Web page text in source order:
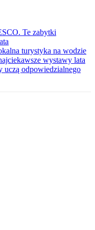
Te zabytki
turystyka na wodzie
wystawy lata
uczą odpowiedzialnego